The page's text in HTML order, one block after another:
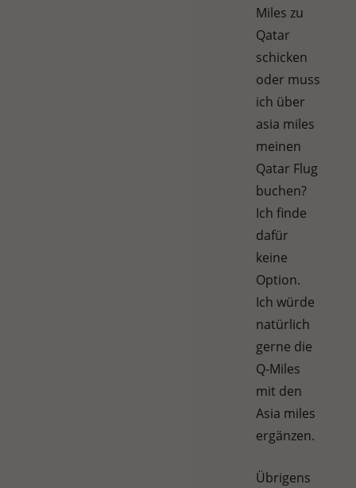
Miles zu
Qatar
schicken
oder muss
ich über
asia miles
meinen
Qatar Flug
buchen?
Ich finde
dafür
keine
Option.
Ich würde
natürlich
gerne die
Q-Miles
mit den
Asia miles
ergänzen.
Übrigens